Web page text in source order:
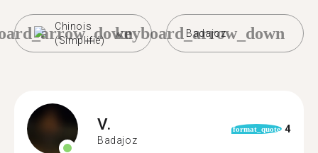
Chinois
(Simplifié)
Badajoz
keyboard_arrow_down
V.
Badajoz
format_quote 4